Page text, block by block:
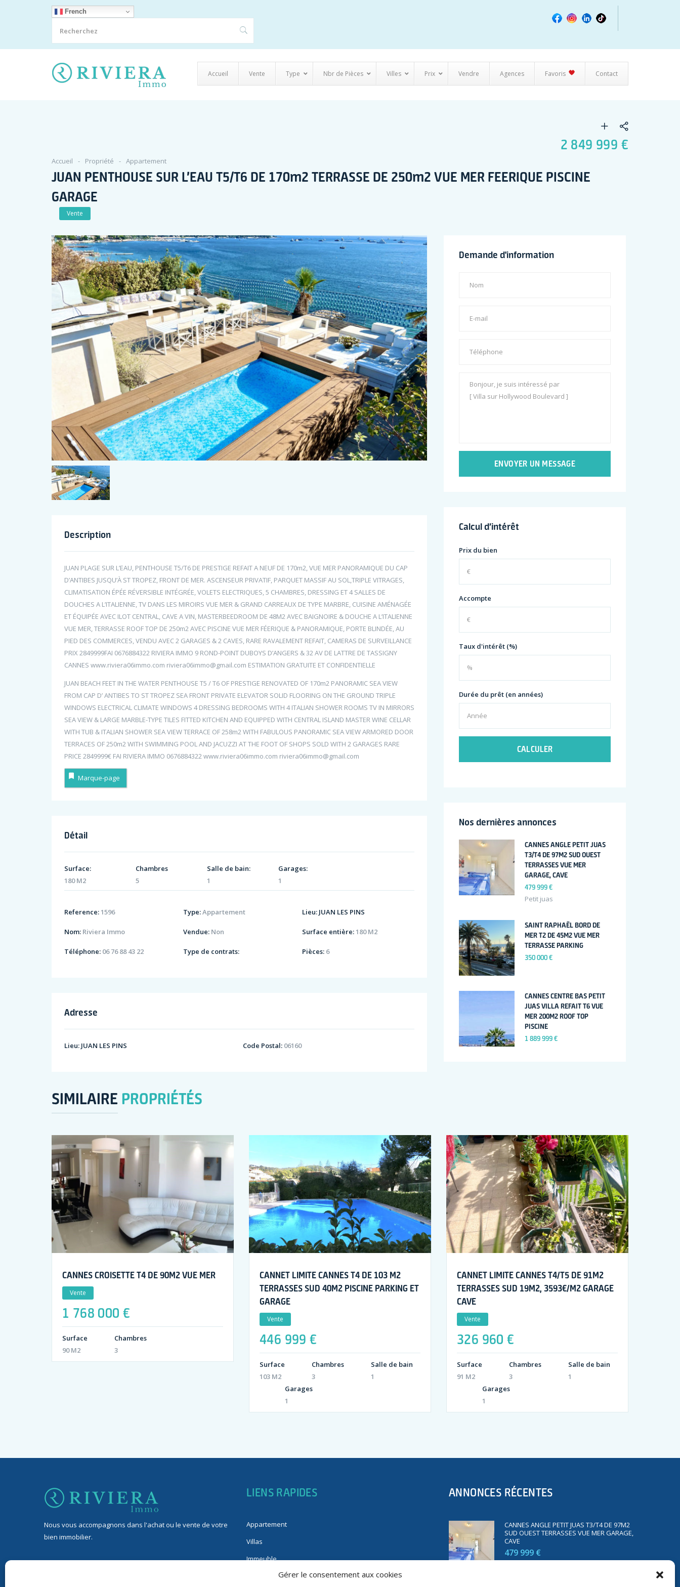
Gérer le consentement aux cookies
French
Accueil Vente Type Nbr de Pièces Villes Prix Vendre Agences Favoris Contact
2 849 999 €
Accueil Propriété Appartement
JUAN PENTHOUSE SUR L’EAU T5/T6 DE 170m2 TERRASSE DE 250m2 VUE MER FEERIQUE PISCINE
GARAGE
Vente
Description
JUAN PLAGE SUR L’EAU, PENTHOUSE T5/T6 DE PRESTIGE REFAIT A NEUF DE 170m2, VUE MER PANORAMIQUE DU CAP
D’ANTIBES JUSQU’À ST TROPEZ, FRONT DE MER. ASCENSEUR PRIVATIF, PARQUET MASSIF AU SOL,TRIPLE VITRAGES,
CLIMATISATION ÉPÉE RÉVERSIBLE INTÉGRÉE, VOLETS ELECTRIQUES, 5 CHAMBRES, DRESSING ET 4 SALLES DE
DOUCHES A L’ITALIENNE, TV DANS LES MIROIRS VUE MER & GRAND CARREAUX DE TYPE MARBRE, CUISINE AMÉNAGÉE
ET ÉQUIPÉE AVEC ILOT CENTRAL, CAVE A VIN, MASTERBEEDROOM DE 48M2 AVEC BAIGNOIRE & DOUCHE A L’ITALIENNE
VUE MER, TERRASSE ROOF TOP DE 250m2 AVEC PISCINE VUE MER FÉERIQUE & PANORAMIQUE, PORTE BLINDÉE, AU
PIED DES COMMERCES, VENDU AVEC 2 GARAGES & 2 CAVES, RARE RAVALEMENT REFAIT, CAMERAS DE SURVEILLANCE
PRIX 2849999FAI 0676884322 RIVIERA IMMO 9 ROND-POINT DUBOYS D’ANGERS & 32 AV DE LATTRE DE TASSIGNY
CANNES www.riviera06immo.com riviera06immo@gmail.com ESTIMATION GRATUITE ET CONFIDENTIELLE
JUAN BEACH FEET IN THE WATER PENTHOUSE T5 / T6 OF PRESTIGE RENOVATED OF 170m2 PANORAMIC SEA VIEW
FROM CAP D’ ANTIBES TO ST TROPEZ SEA FRONT PRIVATE ELEVATOR SOLID FLOORING ON THE GROUND TRIPLE
WINDOWS ELECTRICAL CLIMATE WINDOWS 4 DRESSING BEDROOMS WITH 4 ITALIAN SHOWER ROOMS TV IN MIRRORS
SEA VIEW & LARGE MARBLE-TYPE TILES FITTED KITCHEN AND EQUIPPED WITH CENTRAL ISLAND MASTER WINE CELLAR
WITH TUB & ITALIAN SHOWER SEA VIEW TERRACE OF 258m2 WITH FABULOUS PANORAMIC SEA VIEW ARMORED DOOR
TERRACES OF 250m2 WITH SWIMMING POOL AND JACUZZI AT THE FOOT OF SHOPS SOLD WITH 2 GARAGES RARE
PRICE 2849999€ FAI RIVIERA IMMO 0676884322 www.riviera06immo.com riviera06immo@gmail.com
Marque-page
Détail
Surface:
180 M2
Chambres
5
Salle de bain:
1
Garages:
1
Reference: 1596
Nom: Riviera Immo
Téléphone: 06 76 88 43 22
Type:Appartement
Vendue: Non
Type de contrats:
Lieu: JUAN LES PINS
Surface entière: 180 M2
Pièces: 6
Adresse
Lieu: JUAN LES PINS Code Postal:06160
Demande d'information
ENVOYER UN MESSAGE
Calcul d’intérêt
Prix du bien
Accompte
Taux d'intérêt (%)
Durée du prêt (en années)
CALCULER
Nos dernières annonces
CANNES ANGLE PETIT JUAS
T3/T4 DE 97M2 SUD OUEST
TERRASSES VUE MER
GARAGE, CAVE
479 999 €
Petit juas
SAINT RAPHAËL BORD DE
MER T2 DE 45M2 VUE MER
TERRASSE PARKING
350 000 €
CANNES CENTRE BAS PETIT
JUAS VILLA REFAIT T6 VUE
MER 200M2 ROOF TOP
PISCINE
1 889 999 €
SIMILAIRE PROPRIÉTÉS
CANNES CROISETTE T4 DE 90M2 VUE MER
Vente
1 768 000 €
Surface
90 M2
Chambres
3
CANNET LIMITE CANNES T4 DE 103 M2
TERRASSES SUD 40M2 PISCINE PARKING ET
GARAGE
Vente
446 999 €
Surface
103 M2
Chambres
3
Salle de bain
1
Garages
1
CANNET LIMITE CANNES T4/T5 DE 91M2
TERRASSES SUD 19M2, 3593€/M2 GARAGE
CAVE
Vente
326 960 €
Surface
91 M2
Chambres
3
Salle de bain
1
Garages
1
Nous vous accompagnons dans l'achat ou le vente de votre
bien immobilier.
LIENS RAPIDES
Appartement
Villas
Immeuble
Fonds de commerce
ANNONCES RÉCENTES
CANNES ANGLE PETIT JUAS T3/T4 DE 97M2
SUD OUEST TERRASSES VUE MER GARAGE,
CAVE
479 999 €